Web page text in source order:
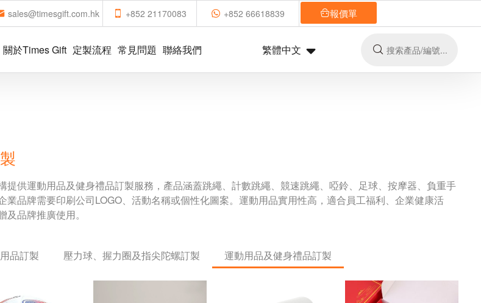
sales@timesgift.com.hk +852 21170083 +852 66618839 報價單
關於Times Gift 定製流程 常見問題 聯絡我們 繁體中文
提供運動用品及健身禮品訂製服務，產品涵蓋跳繩、計數跳繩、競速跳繩、啞鈴、足球、按摩器、負重手
業品牌需要印刷公司LOGO、活動名稱或個性化圖案。運動用品實用性高，適合員工福利、企業健康活
品牌推廣使用。
品訂製 壓力球、握力圈及指尖陀螺訂製 運動用品及健身禮品訂製